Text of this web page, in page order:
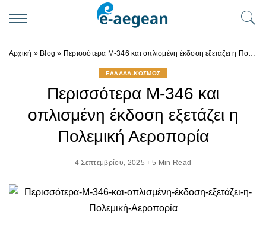
Αρχική » Blog » Περισσότερα Μ-346 και οπλισμένη έκδοση εξετάζει η Πολεμική Αεροπορία
ΕΛΛΑΔΑ-ΚΟΣΜΟΣ
Περισσότερα Μ-346 και
οπλισμένη έκδοση εξετάζει η
Πολεμική Αεροπορία
4 Σεπτεμβρίου, 2025 5 Min Read